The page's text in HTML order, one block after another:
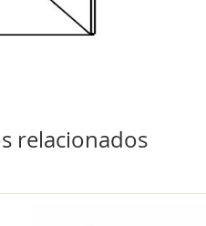
relacionados